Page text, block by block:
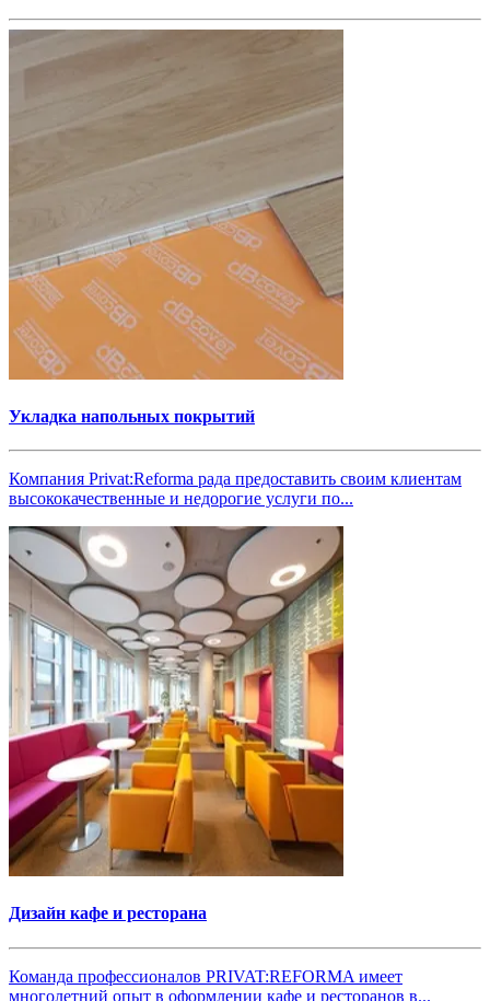
Укладка напольных покрытий
Компания Privat:Reforma рада предоставить своим клиентам
высококачественные и недорогие услуги по...
Дизайн кафе и ресторана
Команда профессионалов PRIVAT:REFORMA имеет
многолетний опыт в оформлении кафе и ресторанов в...